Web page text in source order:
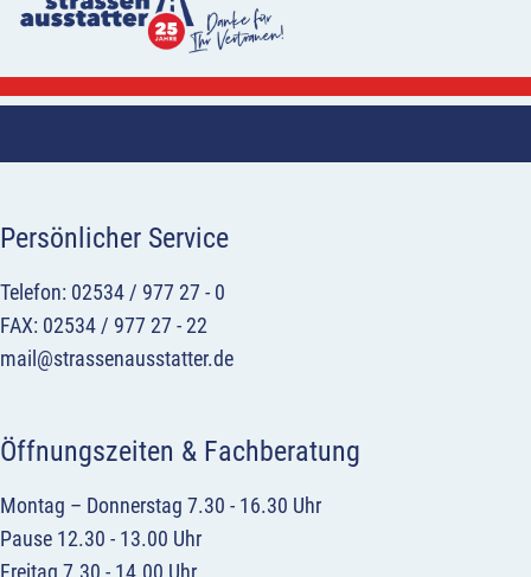
Persönlicher Service
Telefon: 02534 / 977 27 - 0
FAX: 02534 / 977 27 - 22
mail@strassenausstatter.de
Öffnungszeiten & Fachberatung
Montag – Donnerstag 7.30 - 16.30 Uhr
Pause 12.30 - 13.00 Uhr